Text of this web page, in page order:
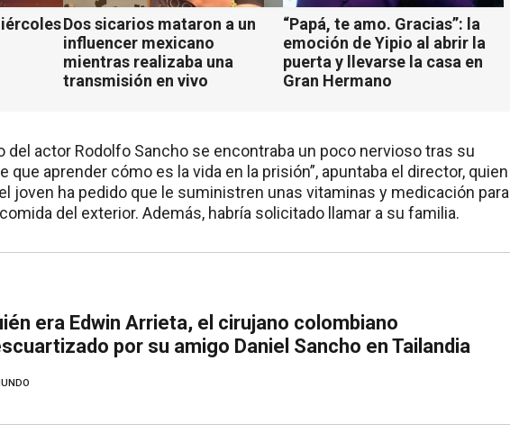
Dos sicarios mataron a un
influencer mexicano
mientras realizaba una
transmisión en vivo
“Papá, te amo. Gracias”: la
emoción de Yipio al abrir la
puerta y llevarse la casa en
Gran Hermano
del actor Rodolfo Sancho se encontraba un poco nervioso tras su
que aprender cómo es la vida en la prisión”, apuntaba el director, quien
joven ha pedido que le suministren unas vitaminas y medicación para
del exterior. Además, habría solicitado llamar a su familia.
era Edwin Arrieta, el cirujano colombiano
por su amigo Daniel Sancho en Tailandia